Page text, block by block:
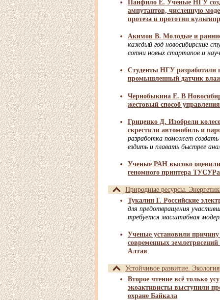
Панфило Е. Ученые НГУ
ампутантов, численную
протеза и прототип
Акимов В. Молодые и
каждый год новосибирские
сотни новых стартапов и
Студенты НГУ разработали
промышленный датчик
Чернобыкина Е. В
жестовый способ
Гриценко Д. Изобрели
скрестили автомобиль и
разработка поможет
ездить и плавать быстрее
Ученые РАН высоко оценили
геномного принтера ТУСУРа
Природные ресурсы.
Тукалин Г. Российские
для предотвращения
требуется масштабная
Ученые установили
современных
Алтая
Устойчивое развитие. Экология
Второе чтение всё только
экоактивисты выступили
охране Байкала